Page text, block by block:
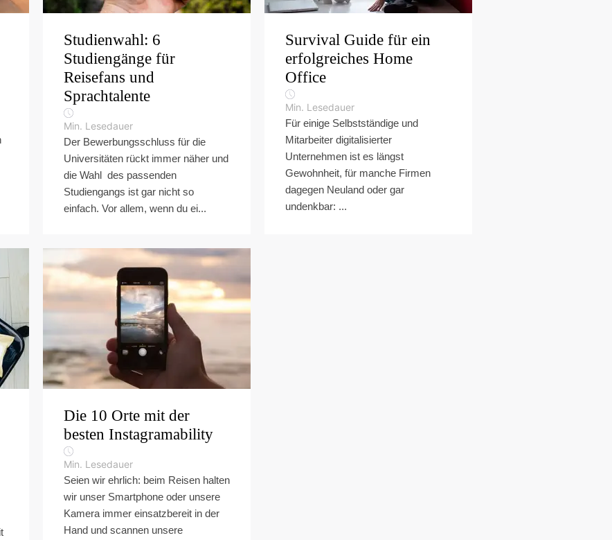
Studienwahl: 6
Studiengänge für
Reisefans und
Sprachtalente
Min. Lesedauer
Der Bewerbungsschluss für die
Universitäten rückt immer näher und
die Wahl des passenden
Studiengangs ist gar nicht so
einfach. Vor allem, wenn du ei...
Survival Guide für ein
erfolgreiches Home
Office
Min. Lesedauer
Für einige Selbstständige und
Mitarbeiter digitalisierter
Unternehmen ist es längst
Gewohnheit, für manche Firmen
dagegen Neuland oder gar
undenkbar: ...
Die 10 Orte mit der
besten Instagramability
Min. Lesedauer
Seien wir ehrlich: beim Reisen halten
wir unser Smartphone oder unsere
Kamera immer einsatzbereit in der
Hand und scannen unsere